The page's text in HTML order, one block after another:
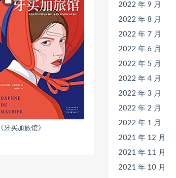
《牙买加旅馆》
2022 年 9 月
2022 年 8 月
2022 年 7 月
2022 年 6 月
2022 年 5 月
2022 年 4 月
2022 年 3 月
2022 年 2 月
2022 年 1 月
2021 年 12 月
2021 年 11 月
2021 年 10 月